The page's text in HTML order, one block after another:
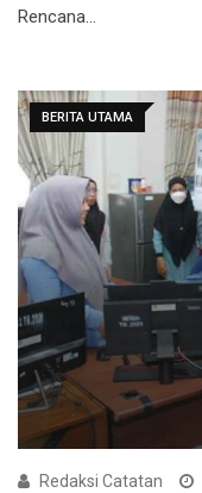
Rencana…
BERITA UTAMA
Redaksi Catatan